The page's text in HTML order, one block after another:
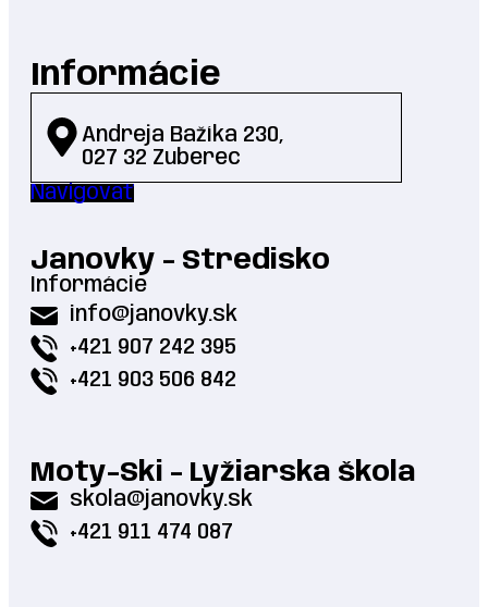
Informácie
Andreja Bažíka 230,
027 32 Zuberec
Navigovať
Janovky - Stredisko
Informácie
info@janovky.sk
+421 907 242 395
+421 903 506 842
Moty-Ski - Lyžiarska škola
skola@janovky.sk
+421 911 474 087